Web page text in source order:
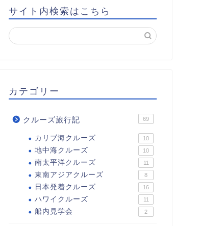
サイト内検索はこちら
カテゴリー
クルーズ旅行記 69
カリブ海クルーズ 10
地中海クルーズ 10
南太平洋クルーズ 11
東南アジアクルーズ 8
日本発着クルーズ 16
ハワイクルーズ 11
船内見学会 2